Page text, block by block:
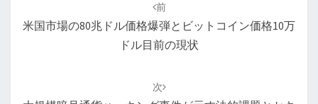
ナ
前
米国市場の80兆ドル価格爆弾とビットコイン価格10万
ドル目前の現状
次